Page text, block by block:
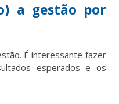
a gestão por
É interessante fazer
esperados e os